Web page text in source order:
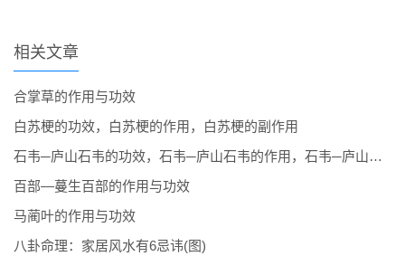
相关文章
合掌草的作用与功效
白苏梗的功效，白苏梗的作用，白苏梗的副作用
石韦─庐山石韦的功效，石韦─庐山石韦的作用，石韦─庐山石韦的副作用
百部―蔓生百部的作用与功效
马蔺叶的作用与功效
八卦命理：家居风水有6忌讳(图)